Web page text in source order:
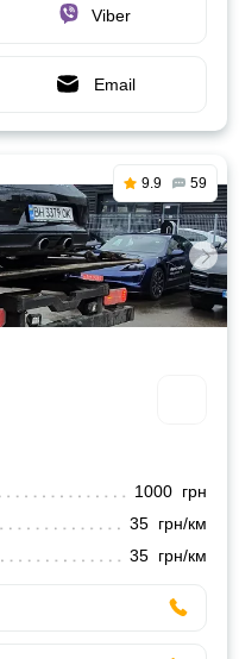
Viber
Email
9.9 59
1000 грн
35 грн/км
35 грн/км